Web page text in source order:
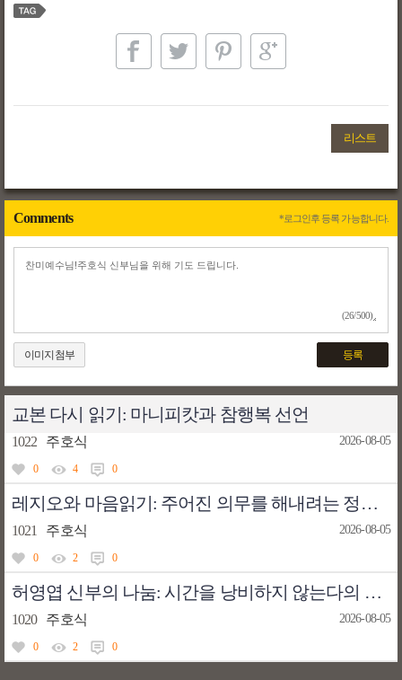
리스트
Comments *로그인후 등록 가능합니다.
(26/500)
이미지첨부 등록
교본 다시 읽기: 마니피캇과 참행복 선언
1022 주호식 2026-08-05
0 4 0
레지오와 마음읽기: 주어진 의무를 해내려는 정신(통제의 이분법)
1021 주호식 2026-08-05
0 2 0
허영엽 신부의 나눔: 시간을 낭비하지 않는다의 의미
1020 주호식 2026-08-05
0 2 0